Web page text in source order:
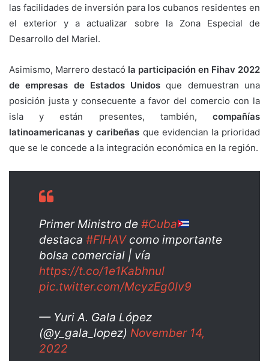
las facilidades de inversión para los cubanos residentes en
el exterior y a actualizar sobre la Zona Especial de
Desarrollo del Mariel.
Asimismo, Marrero destacó la participación en Fihav 2022
de empresas de Estados Unidos que demuestran una
posición justa y consecuente a favor del comercio con la
isla y están presentes, también, compañías
latinoamericanas y caribeñas que evidencian la prioridad
que se le concede a la integración económica en la región.
Primer Ministro de #Cuba
destaca #FIHAVcomo importante
bolsa comercial | vía
https://t.co/1e1KabhnuI
pic.twitter.com/McyzEg0Iv9
— Yuri A. Gala López
(@y_gala_lopez) November 14,
2022